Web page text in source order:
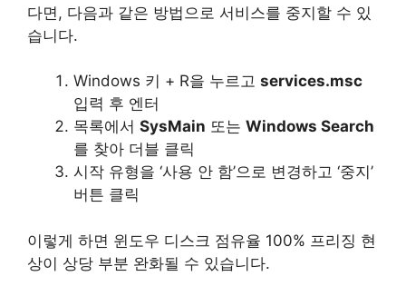
다면, 다음과 같은 방법으로 서비스를 중지할 수 있
습니다.
Windows 키 + R을 누르고 services.msc
입력 후 엔터
목록에서 SysMain 또는 Windows Search
를 찾아 더블 클릭
시작 유형을 ‘사용 안 함’으로 변경하고 ‘중지’
버튼 클릭
이렇게 하면 윈도우 디스크 점유율 100% 프리징 현
상이 상당 부분 완화될 수 있습니다.